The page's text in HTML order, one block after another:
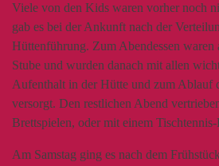
Viele von den Kids waren vorher noch
gab es bei der Ankunft nach der
Hüttenführung. Zum Abendessen waren
Stube und wurden danach mit allen
Aufenthalt in der Hütte und zum Ablauf
versorgt. Den restlichen Abend
Brettspielen, oder mit einem
Am Samstag ging es nach dem